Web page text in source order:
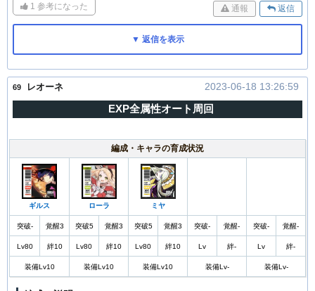
1 参考になった 返信
通報
▼ 返信を表示
69 レオーネ 2023-06-18 13:26:59
EXP全属性オート周回
編成・キャラの育成状況
ギルス ローラ ミヤ
突破- 覚醒3 突破5 覚醒3 突破5 覚醒3 突破- 覚醒- 突破- 覚醒-
Lv80 絆10 Lv80 絆10 Lv80 絆10 Lv 絆- Lv 絆-
装備Lv10 装備Lv10 装備Lv10 装備Lv- 装備Lv-